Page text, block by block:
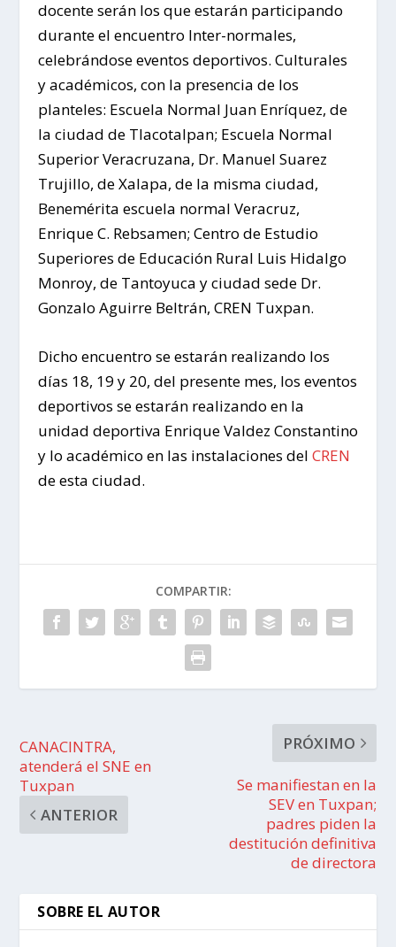
docente serán los que estarán participando
durante el encuentro Inter-normales,
celebrándose eventos deportivos. Culturales
y académicos, con la presencia de los
planteles: Escuela Normal Juan Enríquez, de
la ciudad de Tlacotalpan; Escuela Normal
Superior Veracruzana, Dr. Manuel Suarez
Trujillo, de Xalapa, de la misma ciudad,
Benemérita escuela normal Veracruz,
Enrique C. Rebsamen; Centro de Estudio
Superiores de Educación Rural Luis Hidalgo
Monroy, de Tantoyuca y ciudad sede Dr.
Gonzalo Aguirre Beltrán, CREN Tuxpan.
Dicho encuentro se estarán realizando los
días 18, 19 y 20, del presente mes, los eventos
deportivos se estarán realizando en la
unidad deportiva Enrique Valdez Constantino
y lo académico en las instalaciones del CREN
de esta ciudad.
COMPARTIR:
CANACINTRA,
atenderá el SNE en
Tuxpan
ANTERIOR
PRÓXIMO
Se manifiestan en la
SEV en Tuxpan;
padres piden la
destitución definitiva
de directora
SOBRE EL AUTOR